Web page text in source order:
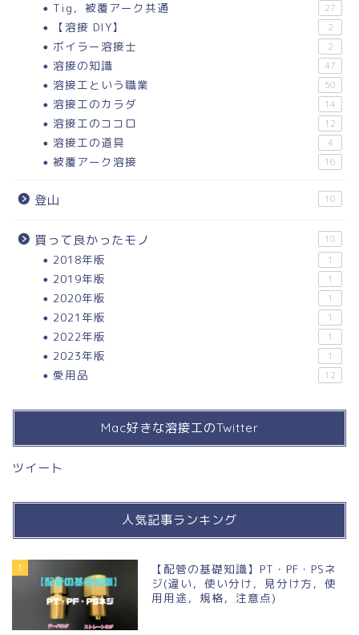
Tig，被覆アーク共通 27
【溶接 DIY】 2
ボイラー溶接士 2
溶接の知識 47
溶接工という職業 50
溶接工のカラダ 14
溶接工のココロ 12
溶接工の道具 4
被覆アーク溶接 16
登山 10
買って良かったモノ 18
2018年版 1
2019年版 1
2020年版 1
2021年版 1
2022年版 1
2023年版 1
愛用品 12
Mac好きな溶接工のTwitter
ツイート
人気記事ランキング
1
【配管の基礎知識】PT・PF・PSネ
ジ(違い，使い分け，見分け方，使
用用途，規格，注意点)